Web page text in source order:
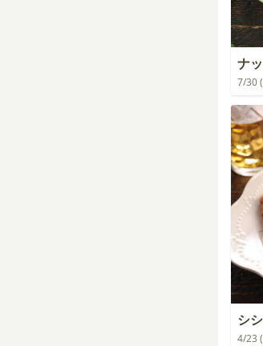
ナ
7/30
シ
4/23